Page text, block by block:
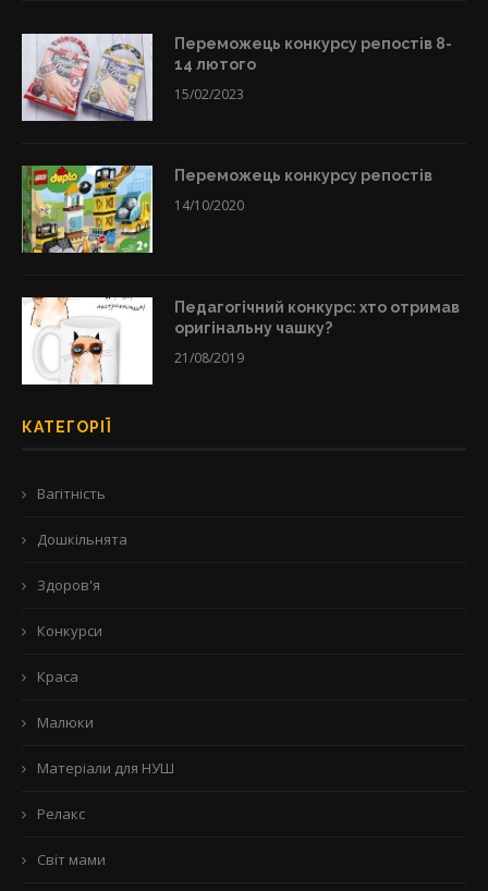
Переможець конкурсу репостів 8-
14 лютого
15/02/2023
Переможець конкурсу репостів
14/10/2020
Педагогічний конкурс: хто отримав
оригінальну чашку?
21/08/2019
КАТЕГОРІЇ
Вагітність
Дошкільнята
Здоров'я
Конкурси
Краса
Малюки
Матеріали для НУШ
Релакс
Світ мами